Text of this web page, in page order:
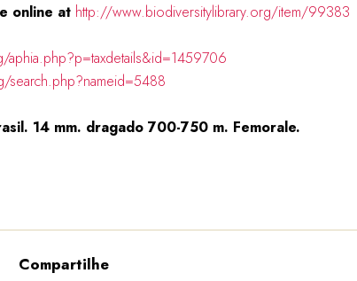
online at http://www.biodiversitylibrary.org/item/99383
14 mm. dragado 700-750 m. Femorale.
Compartilhe